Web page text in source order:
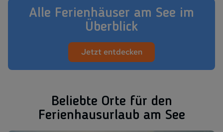
Alle Ferienhäuser am See im
Überblick
Jetzt entdecken
Beliebte Orte für den
Ferienhausurlaub am See